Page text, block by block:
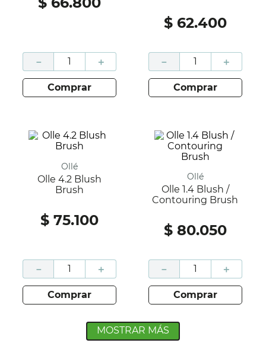
＋
－
comprar
$ 62.400
＋
－
comprar
Ollé
Olle 4.2 Blush
Brush
$ 75.100
＋
－
comprar
Ollé
Olle 1.4 Blush /
Contouring Brush
$ 80.050
＋
－
comprar
MOSTRAR MÁS